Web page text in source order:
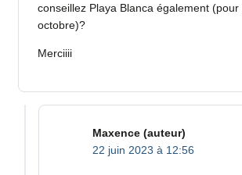
conseillez Playa Blanca également
octobre)?
Merciiii
Maxence (auteur)
22 juin 2023 à 12:56